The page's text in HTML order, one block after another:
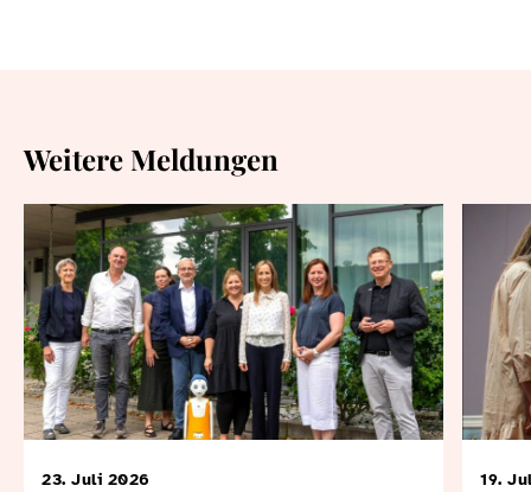
Weitere Meldungen
23. Juli 2026 19.